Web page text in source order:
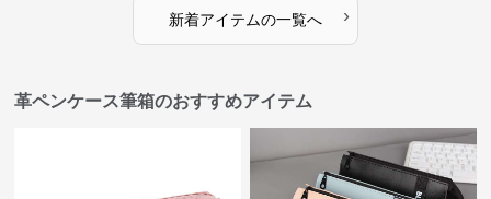
新着アイテムの一覧へ ›
革ペンケース筆箱のおすすめアイテム